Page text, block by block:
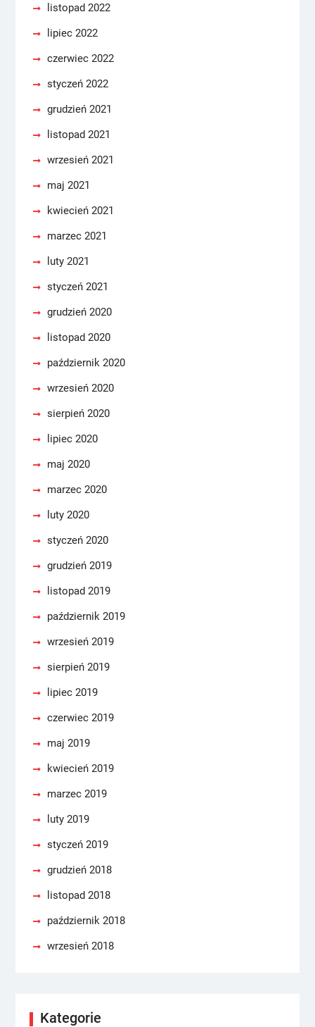
listopad 2022
lipiec 2022
czerwiec 2022
styczeń 2022
grudzień 2021
listopad 2021
wrzesień 2021
maj 2021
kwiecień 2021
marzec 2021
luty 2021
styczeń 2021
grudzień 2020
listopad 2020
październik 2020
wrzesień 2020
sierpień 2020
lipiec 2020
maj 2020
marzec 2020
luty 2020
styczeń 2020
grudzień 2019
listopad 2019
październik 2019
wrzesień 2019
sierpień 2019
lipiec 2019
czerwiec 2019
maj 2019
kwiecień 2019
marzec 2019
luty 2019
styczeń 2019
grudzień 2018
listopad 2018
październik 2018
wrzesień 2018
Kategorie